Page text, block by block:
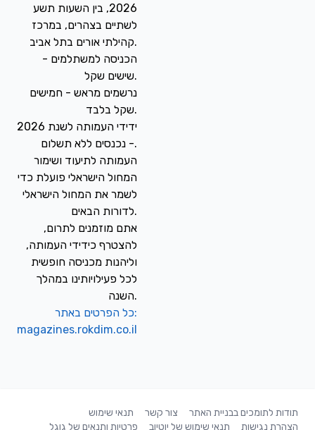
2026, בין השעות תשע
לשתיים בצהרים, במרכז
קהילתי אורים בתל אביב.
הכניסה למשתלמים -
שישים שקל.
נרשמים מראש - חמישים
שקל בלבד.
ידידי העמותה לשנת 2026
- נכנסים ללא תשלום.
העמותה לתיעוד ושימור
המחול הישראלי פועלת כדי
לשמר את המחול הישראלי
לדורות הבאים.
אתם מוזמנים לתרום,
להצטרף כידידי העמותה,
וליהנות מכניסה חופשית
לכל פעילויותינו במהלך
השנה.
כל הפרטים באתר:
magazines.rokdim.co.il
תודות לתומכים בבניית האתר צור קשר
תנאי שימוש
הצהרת נגישות
תנאי שימוש של יוטיוב פרטיות ותנאים של גוגל